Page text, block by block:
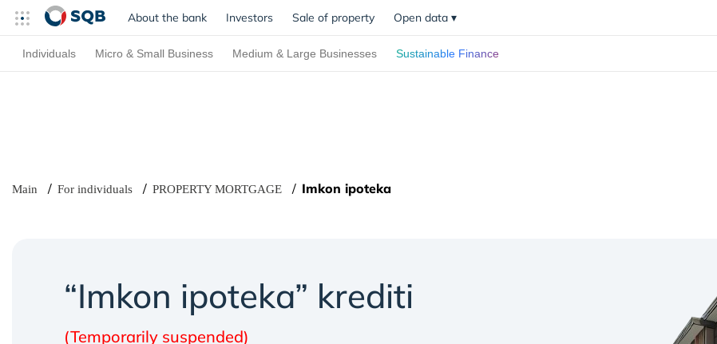
About the bank Investors Sale of property Open data ▾
Individuals Micro & Small Business Medium & Large Businesses Sustainable Finance
Main For individuals PROPERTY MORTGAGE Imkon ipoteka
“Imkon ipoteka” krediti
(Temporarily suspended)